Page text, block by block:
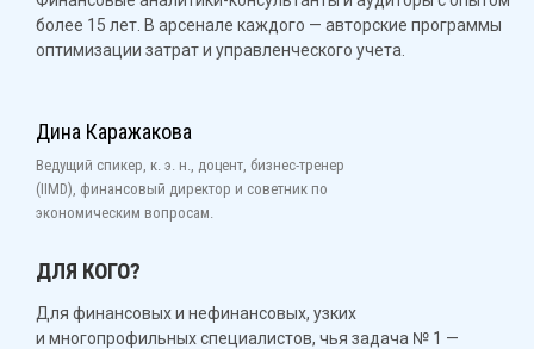
более 15 лет. В арсенале каждого — авторские программы
оптимизации затрат и управленческого учета.
Дина Каражакова
Ведущий спикер, к. э. н., доцент, бизнес-тренер
(IIMD), финансовый директор и советник по
экономическим вопросам.
ДЛЯ КОГО?
Для финансовых и нефинансовых, узких
и многопрофильных специалистов, чья задача № 1 —